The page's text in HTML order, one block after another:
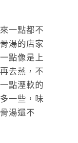
一點都不
湯的店家
點像是上
去蒸，不
點溼軟的
一些，味
湯還不